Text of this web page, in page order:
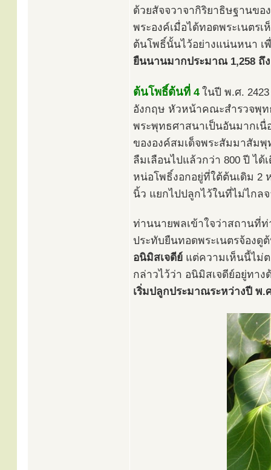
ด้วยสัจจวาจากิริยาธิษฐานข
พระองค์เมื่อได้ทอดพระเนตร
ต้นโพธิ์นั้นไว้อย่างแน่นหนา เ
ยืนนานมากประมาณ 1,258 ถึ
ต้นโพธิ์ต้นที่ 4 ในปี พ.ศ.
อังกฤษ หัวหน้าคณะสำรวจพุท
พระพุทธศาสนาเป็นอันมากเ
ขององค์สมเด็จพระสัมมาสัม
ลืมเลือนไปแล้วกว่า 800 ปี ไ
หน่อโพธิ์งอกอยู่ที่ใต้ต้นเดิม 2
นิ้ว แยกไปปลูกไว้ในที่ไม่ไกล
ท่านนายพลเข้าใจว่าสถานที่
ประทับยืนทอดพระเนตรจ้องดู
อนิมิสเจดีย์ แต่ความเห็นนี้ไม่
กล่าวไว้ว่า อนิมิสเจดีย์อยู่ทา
เริ่มปลูกประมาณระหว่างปี พ.